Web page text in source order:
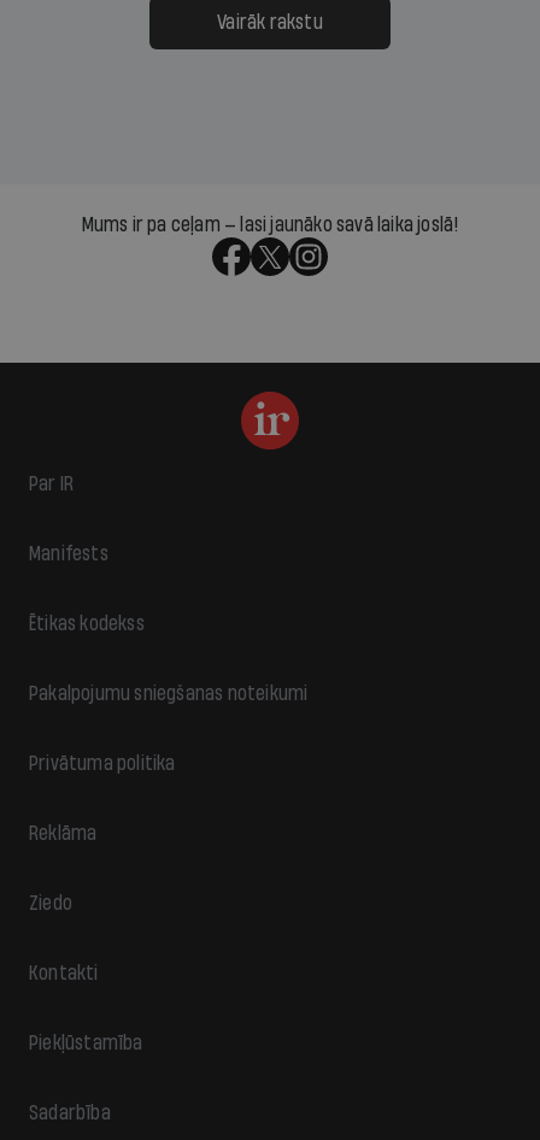
Vairāk rakstu
Mums ir pa ceļam — lasi jaunāko savā laika joslā!
Par IR
Manifests
Ētikas kodekss
Pakalpojumu sniegšanas noteikumi
Privātuma politika
Reklāma
Ziedo
Kontakti
Piekļūstamība
Sadarbība